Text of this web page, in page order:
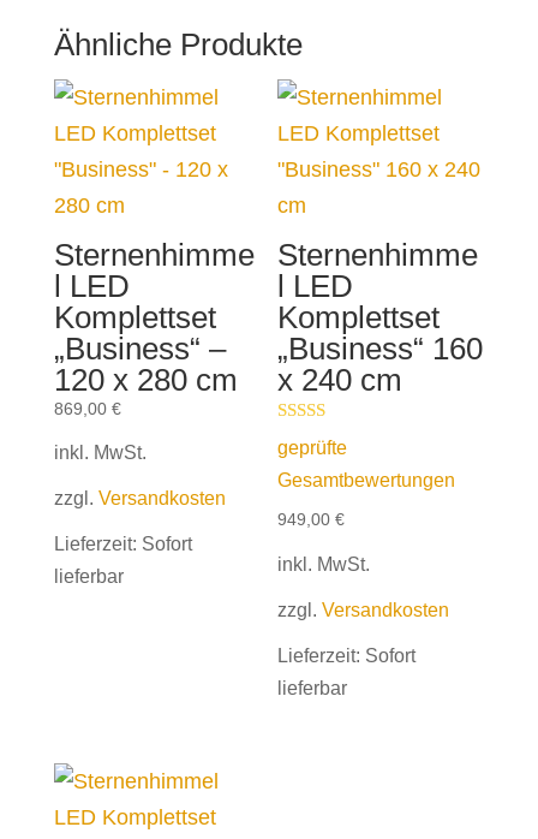
Ähnliche Produkte
Sternenhimme
l LED
Komplettset
„Business“ –
120 x 280 cm
869,00 €
inkl. MwSt.
zzgl. Versandkosten
Lieferzeit: Sofort
lieferbar
Sternenhimme
l LED
Komplettset
„Business“ 160
x 240 cm
Bewertet mit
5.00
von 5
geprüfte
Gesamtbewertungen
949,00€
inkl. MwSt.
zzgl.Versandkosten
Lieferzeit: Sofort
lieferbar